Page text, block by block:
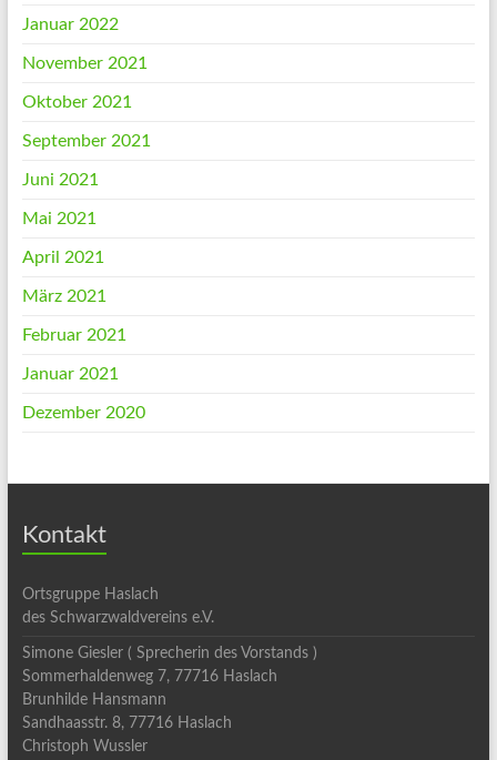
Januar 2022
November 2021
Oktober 2021
September 2021
Juni 2021
Mai 2021
April 2021
März 2021
Februar 2021
Januar 2021
Dezember 2020
Kontakt
Ortsgruppe Haslach
des Schwarzwaldvereins e.V.
Simone Giesler ( Sprecherin des Vorstands )
Sommerhaldenweg 7, 77716 Haslach
Brunhilde Hansmann
Sandhaasstr. 8, 77716 Haslach
Christoph Wussler